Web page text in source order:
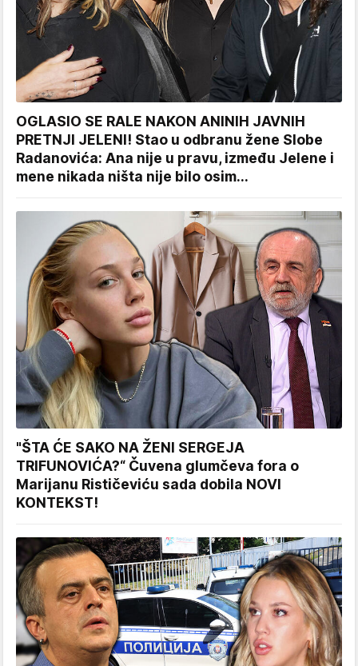
OGLASIO SE RALE NAKON ANINIH JAVNIH
PRETNJI JELENI! Stao u odbranu žene Slobe
Radanovića: Ana nije u pravu, između Jelene i
mene nikada ništa nije bilo osim...
"ŠTA ĆE SAKO NA ŽENI SERGEJA
TRIFUNOVIĆA?“ Čuvena glumčeva fora o
Marijanu Rističeviću sada dobila NOVI
KONTEKST!